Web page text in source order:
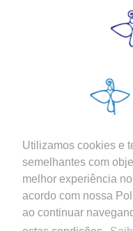
Utilizamos cookies e
semelhantes com
melhor experiência
acordo com nossa
ao continuar
Siga nossas Redes